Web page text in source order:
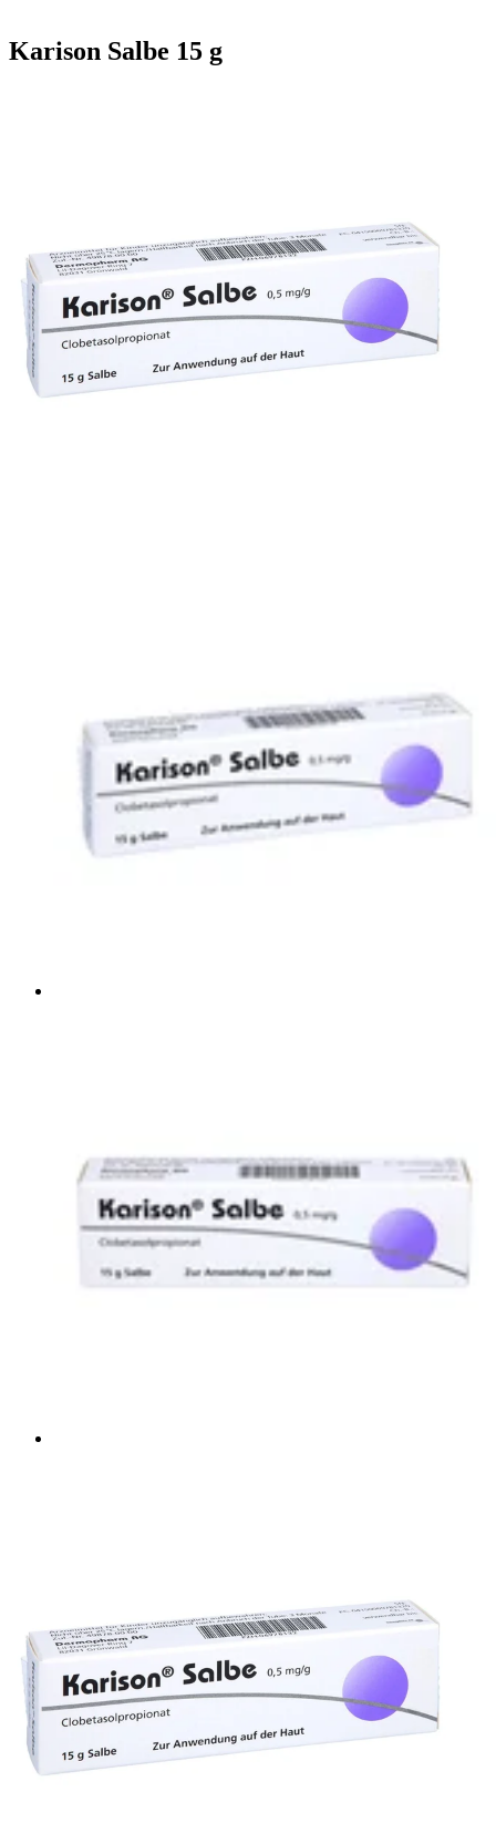
Karison Salbe 15 g